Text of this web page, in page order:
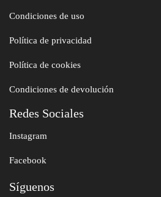
Condiciones de uso
Política de privacidad
Política de cookies
Condiciones de devolución
Redes Sociales
Instagram
Facebook
Síguenos